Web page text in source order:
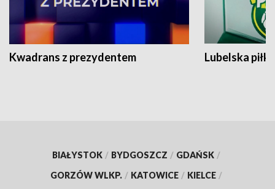
Kwadrans z prezydentem Lubelska piłka
BIAŁYSTOK / BYDGOSZCZ / GDAŃSK /
GORZÓW WLKP. / KATOWICE / KIELCE /